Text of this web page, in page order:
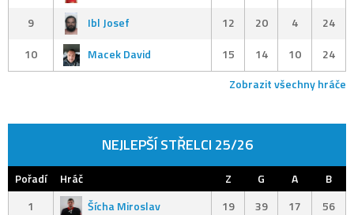
9
Ibl Josef 12 20 4
24
10
Macek David 15 14 10
24
Zobrazit všechny hráče
NEJLEPŠÍ STŘELCI 25/26
Pořadí Hráč Z G A
B
1
Šícha Miroslav 19 39 17
56